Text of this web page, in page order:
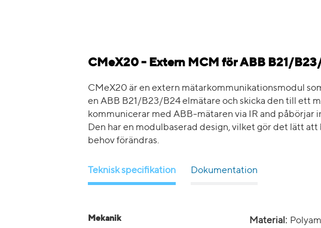
CMeX20 - Extern MCM för ABB B21/
CMeX20 är en extern mätarkommunikationsmodul
en ABB B21/B23/B24 elmätare och skicka den till ett
kommunicerar med ABB-mätaren via IR and påbörjar
Den har en modulbaserad design, vilket gör det lätt
behov förändras.
Teknisk specifikation Dokumentation
Mekanik Material: